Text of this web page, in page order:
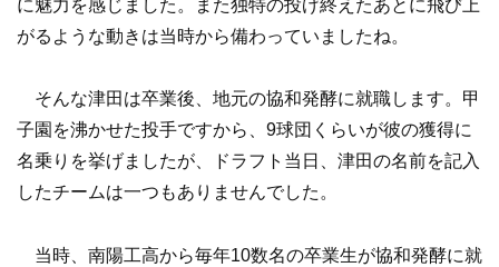
に魅力を感じました。また独特の投げ終えたあとに飛び上
がるような動きは当時から備わっていましたね。
そんな津田は卒業後、地元の協和発酵に就職します。甲
子園を沸かせた投手ですから、9球団くらいが彼の獲得に
名乗りを挙げましたが、ドラフト当日、津田の名前を記入
したチームは一つもありませんでした。
当時、南陽工高から毎年10数名の卒業生が協和発酵に就